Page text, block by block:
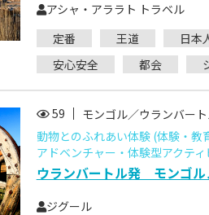
アシャ・アララト トラベル
定番
王道 日本
安心安全
都会
59
モンゴル／ウランバー
動物とのふれあい体験 (体験・教
アドベンチャー・体験型アクテ
ウランバートル発 モンゴル
ジグール